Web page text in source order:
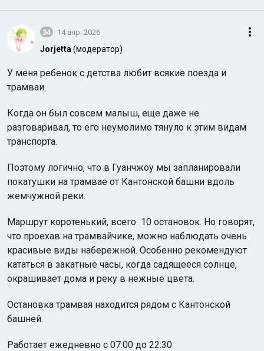
34 14 апр. 2026
Jorjetta (модератор)
У меня ребенок с детства любит всякие поезда и
трамваи.
Когда он был совсем малыш, еще даже не
разговаривал, то его неумолимо тянуло к этим видам
транспорта.
Поэтому логично, что в Гуанчжоу мы запланировали
покатушки на трамвае от Кантонской башни вдоль
жемчужной реки.
Маршрут коротенький, всего 10 остановок. Но говорят,
что проехав на трамвайчике, можно наблюдать очень
красивые виды набережной. Особенно рекомендуют
кататься в закатные часы, когда садящееся солнце,
окрашивает дома и реку в нежные цвета.
Остановка трамвая находится рядом с Кантонской
башней.
Работает ежедневно с 07:00 до 22:30